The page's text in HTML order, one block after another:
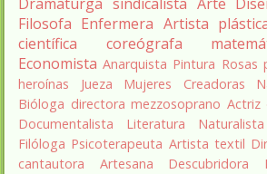
Filosofa Enfermera Artista
científica
coreógrafa
Economista Anarquista Pintura Rosas
heroínas
Jueza Mujeres Creadoras
Bióloga directora mezzosoprano Actriz
Documentalista
Literatura Naturalista
Filóloga Psicoterapeuta Artista textil
cantautora
Artesana Descubridora